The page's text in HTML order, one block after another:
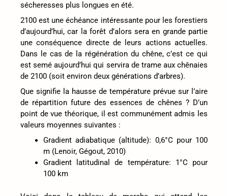
sécheresses plus longues en été.
2100 est une échéance intéressante pour les forestiers
d’aujourd’hui, car la forêt d’alors sera en grande partie
une conséquence directe de leurs actions actuelles.
Dans le cas de la régénération du chêne, c’est ce qui
est semé aujourd’hui qui servira de trame aux chênaies
de 2100 (soit environ deux générations d’arbres).
Que signifie la hausse de température prévue sur l’aire
de répartition future des essences de chênes ? D’un
point de vue théorique, il est communément admis les
valeurs moyennes suivantes :
Gradient adiabatique (altitude): 0,6°C pour 100
m (Lenoir, Gégout, 2010)
Gradient latitudinal de température: 1°C pour
100 km